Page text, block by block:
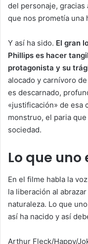
del personaje, gracias
que nos prometía una
Y así ha sido. El gran
Phillips es hacer
protagonista y su
alocado y carnívoro de
es descarnado,
«justificación» de esa
monstruo, el paria
sociedad.
Lo que
En el filme habla la
la liberación al
naturaleza. Lo que
así ha nacido y así
Arthur Fleck/Happy/